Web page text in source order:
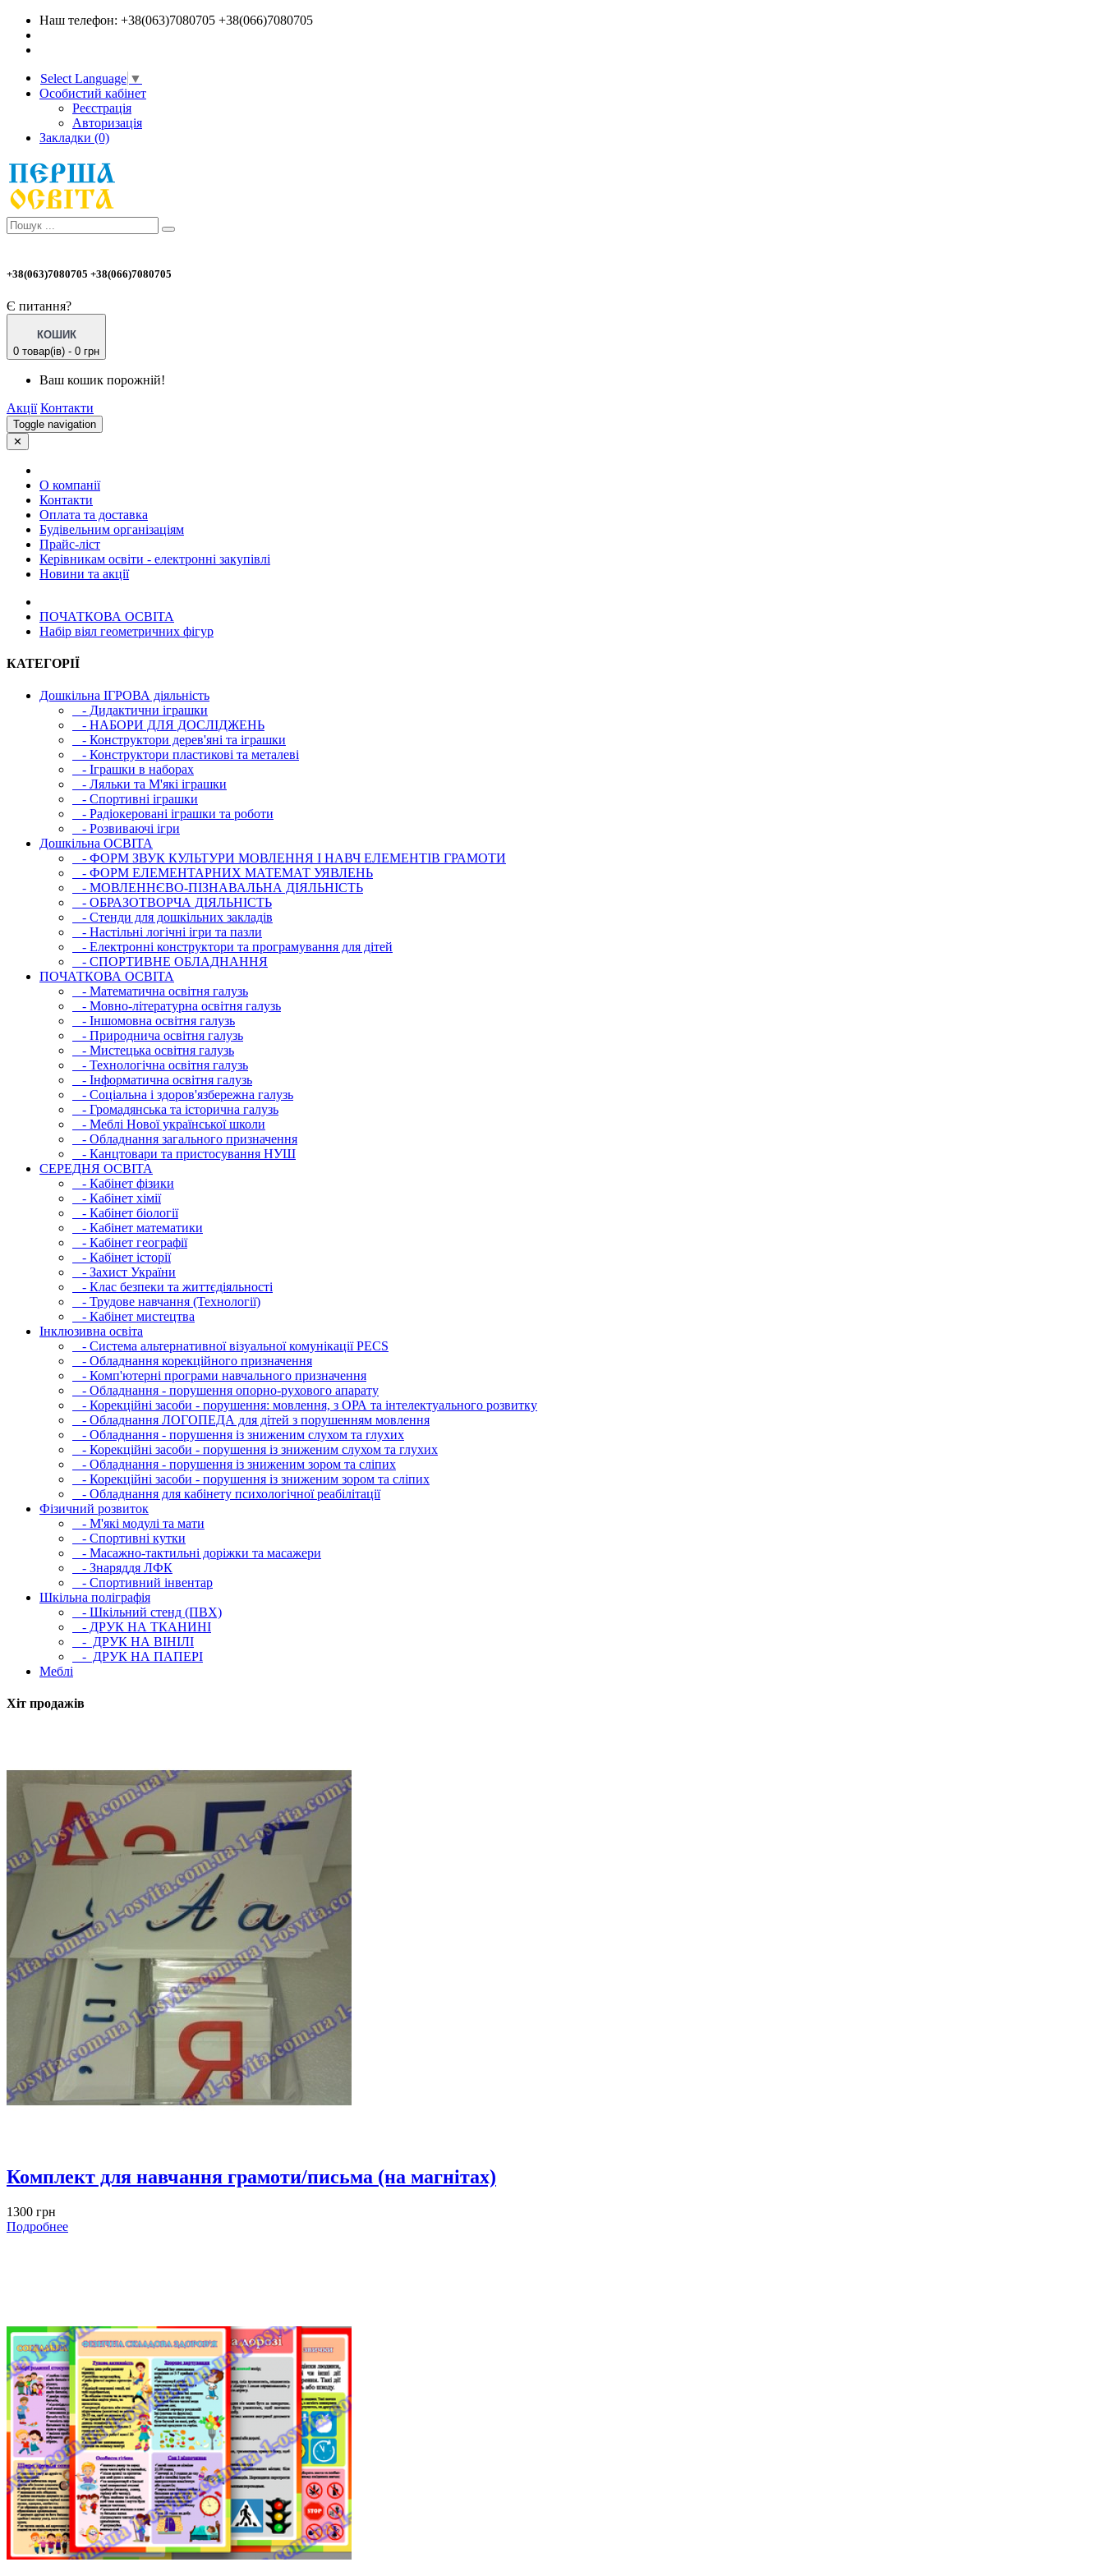
Наш телефон: +38(063)7080705 +38(066)7080705
Select Language ▼
Особистий кабінет
Реєстрація
Авторизація
Закладки (0)
+38(063)7080705 +38(066)7080705
Є питання?
КОШИК
0 товар(ів) - 0 грн
Ваш кошик порожній!
Акції Контакти
Toggle navigation
✕
О компанії
Контакти
Оплата та доставка
Будівельним організаціям
Прайс-ліст
Керівникам освіти - електронні закупівлі
Новини та акції
ПОЧАТКОВА ОСВIТА
Набір віял геометричних фігур
КАТЕГОРІЇ
Дошкільна ІГРОВА діяльність
- Дидактични іграшки
- НАБОРИ ДЛЯ ДОСЛІДЖЕНЬ
- Конструктори дерев'яні та іграшки
- Конструктори пластикові та металеві
- Іграшки в наборах
- Ляльки та М'які іграшки
- Спортивні іграшки
- Радіокеровані іграшки та роботи
- Розвиваючі ігри
Дошкільна ОСВIТА
- ФОРМ ЗВУК КУЛЬТУРИ МОВЛЕННЯ І НАВЧ ЕЛЕМЕНТІВ ГРАМОТИ
- ФОРМ ЕЛЕМЕНТАРНИХ МАТЕМАТ УЯВЛЕНЬ
- МОВЛЕННЄВО-ПІЗНАВАЛЬНА ДІЯЛЬНІСТЬ
- ОБРАЗОТВОРЧА ДІЯЛЬНІСТЬ
- Стенди для дошкільних закладів
- Настільні логічні ігри та пазли
- Електронні конструктори та програмування для дітей
- СПОРТИВНЕ ОБЛАДНАННЯ
ПОЧАТКОВА ОСВIТА
- Математична освітня галузь
- Мовно-літературна освітня галузь
- Iншомовна освітня галузь
- Природнича освітня галузь
- Мистецька освітня галузь
- Технологічна освітня галузь
- Інфopматична освітня галузь
- Соціальна і здоров'язбережна галузь
- Громадянська та історична галузь
- Меблі Нової української школи
- Обладнання загального призначення
- Канцтовари та пристосування НУШ
СЕРЕДНЯ ОСВIТА
- Кабінет фізики
- Кабінет хімії
- Кабінет біології
- Кабінет математики
- Кабінет географії
- Кабінет історії
- Захист України
- Клас безпеки та життєдіяльності
- Трудове навчання (Технології)
- Кабінет мистецтва
Інклюзивна освіта
- Система альтернативної візуальної комунікації PECS
- Обладнання корекційного призначення
- Комп'ютерні програми навчального призначення
- Обладнання - порушення опорно-рухового апарату
- Корекційні засоби - порушення: мовлення, з ОРА та інтелектуального розвитку
- Обладнання ЛОГОПЕДА для дітей з порушенням мовлення
- Обладнання - порушення із зниженим слухом та глухих
- Корекційні засоби - порушення із зниженим слухом та глухих
- Обладнання - порушення із зниженим зором та сліпих
- Корекційні засоби - порушення із зниженим зором та сліпих
- Обладнання для кабінету психологічної реабілітації
Фізичний розвиток
- М'які модулi та мати
- Спортивні кутки
- Масажно-тактильні доріжки та масажери
- Знаряддя ЛФК
- Спортивний інвентар
Шкільна поліграфія
- Шкільний стенд (ПВХ)
- ДРУК НА ТКАНИНІ
- ДРУК НА ВІНІЛІ
- ДРУК НА ПАПЕРІ
Меблі
Хіт продажів
Комплект для навчання грамоти/письма (на магнітах)
1300 грн
Подробнее